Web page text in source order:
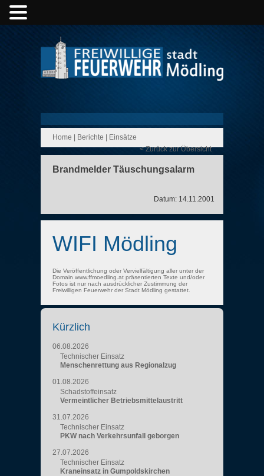
Home Berichte
Einsätze
< Zurück zur Übersicht
Brandmelder Täuschungsalarm
Datum: 14.11.2001
WIFI Mödling
Die Veröffentlichung oder Vervielfältigung aller unter der
Domain www.ffmoedling.at präsentierten Texte und/oder
Fotos ist nur nach ausdrücklicher Zustimmung der
Freiwilligen Feuerwehr der Stadt Mödling gestattet.
Kürzlich
06.08.2026
Technischer Einsatz
Menschenrettung aus Regionalzug
01.08.2026
Schadstoffeinsatz
Vermeintlicher Betriebsmittelaustritt
31.07.2026
Technischer Einsatz
PKW nach Verkehrsunfall geborgen
27.07.2026
Technischer Einsatz
Kraneinsatz in Gumpoldskirchen